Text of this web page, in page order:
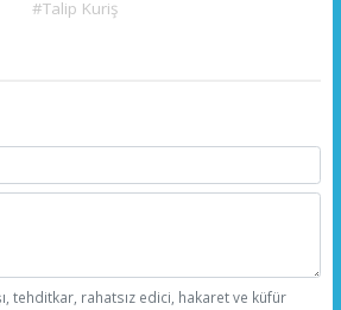
#Talip Kuriş
tehditkar, rahatsız edici, hakaret ve küfür